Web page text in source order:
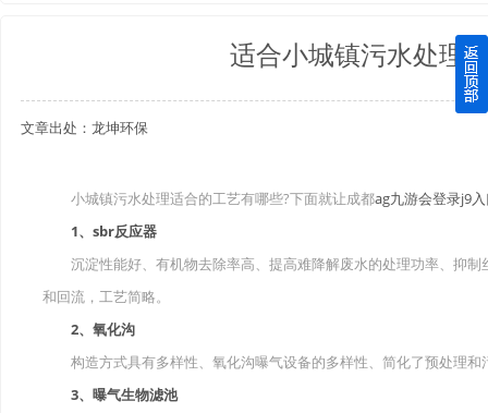
四川玻璃钢化粪池逐渐取代传统玻璃钢化粪池的这几点原因
关于重庆玻璃钢化粪池的这些基础知识你都记住了吗？
在安装绵阳玻璃钢化粪池时可能遇到这些难题
使用成都玻璃钢化粪池的七大好处你都记住了吗？
适合小城镇污水处理
文章出处：龙坤环保
小城镇污水处理适合的工艺有哪些?下面就让成都ag九游会登录j9
1、sbr反应器
沉淀性能好、有机物去除率高、提高难降解废水的处理功率、抑制
和回流，工艺简略。
2、氧化沟
构造方式具有多样性、氧化沟曝气设备的多样性、简化了预处理和
3、曝气生物滤池